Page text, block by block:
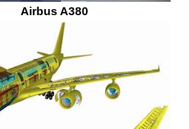
Airbus A380